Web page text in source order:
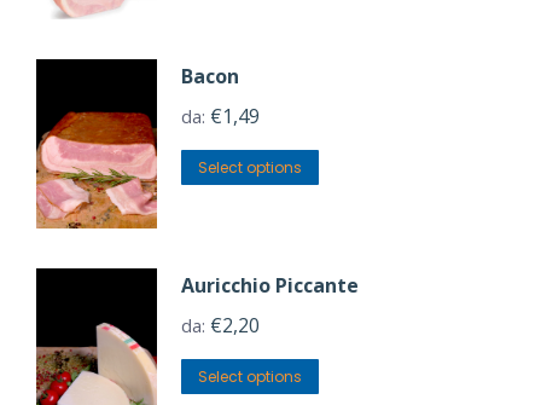
Bacon
da: €1,49
Select options
Auricchio Piccante
da: €2,20
Select options